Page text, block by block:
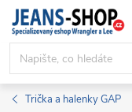
Přejít
obsah
Trička a halenky GAP